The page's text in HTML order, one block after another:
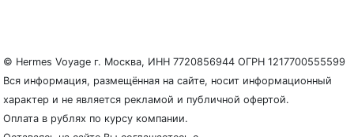
© Hermes Voyage г. Москва, ИНН 7720856944 ОГРН 1217700555599
Вся информация, размещённая на сайте, носит информационный
характер и не является рекламой и публичной офертой.
Оплата в рублях по курсу компании.